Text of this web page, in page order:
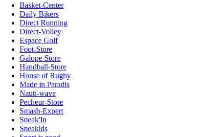
Basket-Center
Daily Bikers
Direct Running
Direct-Volley
Espace Golf
Foot-Store
Galope-Store
Handball-Store
House of Rugby
Made in Paradis
Nauti-wave
Pecheur-Store
Smash-Expert
Sneak'In
Sneakids